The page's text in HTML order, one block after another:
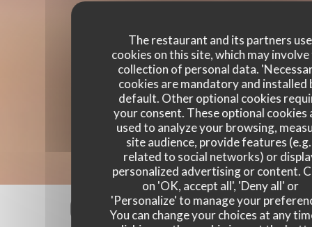
The restaurant and its partners use
cookies on this site, which may
collection of personal data.
cookies are mandatory and installed
default. Other optional cookies
your consent. These optional cookies
used to analyze your browsing,
site audience, provide features
related to social networks) or
personalized advertising or content.
on 'OK, accept all', 'Deny all' or
'Personalize' to manage your
You can change your choices at any
Our customer ratings